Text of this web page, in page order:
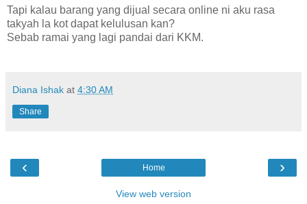
Tapi kalau barang yang dijual secara online ni aku rasa
takyah la kot dapat kelulusan kan?
Sebab ramai yang lagi pandai dari KKM.
Diana Ishak at 4:30 AM
Share
‹ ›
Home
View web version